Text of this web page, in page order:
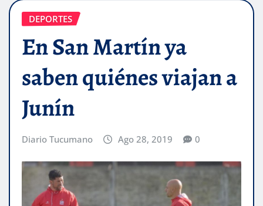
DEPORTES
En San Martín ya
saben quiénes viajan a
Junín
Diario Tucumano Ago 28, 2019 0